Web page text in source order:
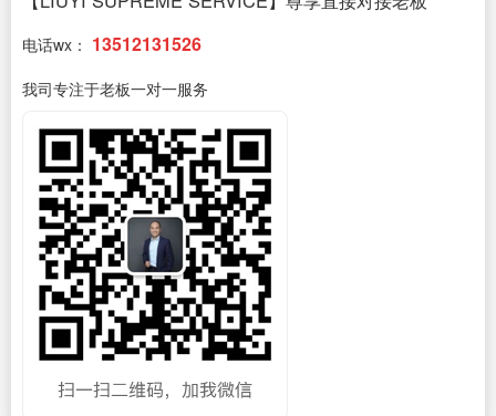
电话wx： 13512131526
我司专注于老板一对一服务